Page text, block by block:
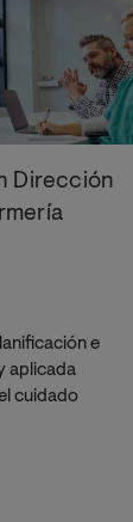
Dirección
e
aplicada
cuidado